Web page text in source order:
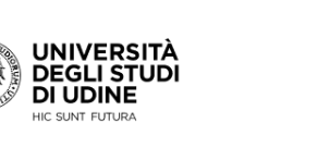
al contenuto principale